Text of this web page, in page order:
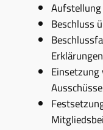
Beschluss